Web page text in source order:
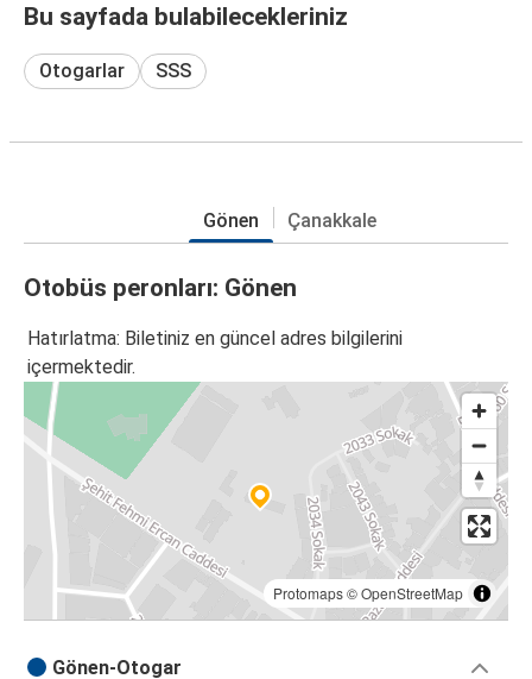
Bu sayfada bulabilecekleriniz
Otogarlar SSS
Gönen Çanakkale
Otobüs peronları: Gönen
Hatırlatma: Biletiniz en güncel adres bilgilerini
içermektedir.
Protomaps©OpenStreetMap
Gönen-Otogar